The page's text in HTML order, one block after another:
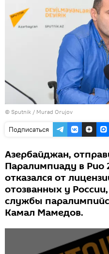
© Sputnik / Murad Orujov
Подписаться
Азербайджан,
Паралимпиаду в Рио
отказался от
отозванных у
службы
Камал Мамедов.